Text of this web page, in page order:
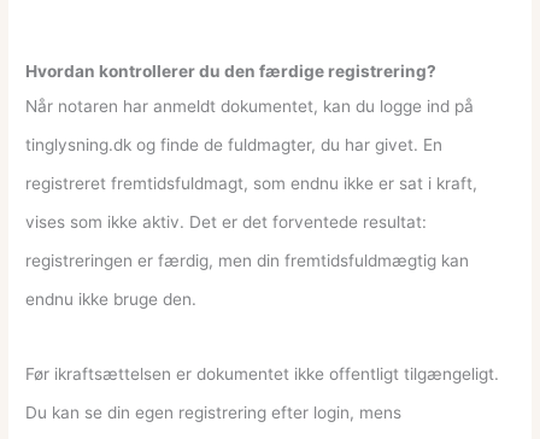
Hvordan kontrollerer du den færdige registrering?
Når notaren har anmeldt dokumentet, kan du logge ind på
tinglysning.dk og finde de fuldmagter, du har givet. En
registreret fremtidsfuldmagt, som endnu ikke er sat i kraft,
vises som ikke aktiv. Det er det forventede resultat:
registreringen er færdig, men din fremtidsfuldmægtig kan
endnu ikke bruge den.
Før ikraftsættelsen er dokumentet ikke offentligt tilgængeligt.
Du kan se din egen registrering efter login, mens